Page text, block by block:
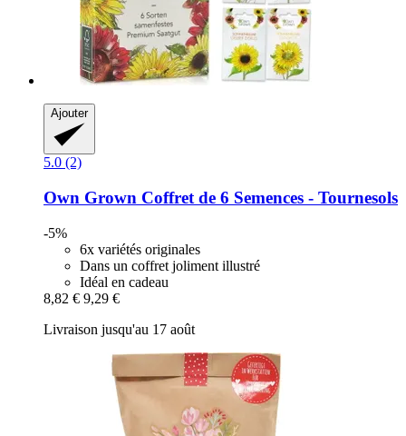
Ajouter
5.0 (2)
Own Grown Coffret de 6 Semences -​ Tournesols
-5%
6x variétés originales
Dans un coffret joliment illustré
Idéal en cadeau
8,82 € 9,29 €
Livraison jusqu'au 17 août